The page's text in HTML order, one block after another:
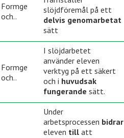
Formge
och..
slöjdföremål på ett
delvis genomarbetat
sätt
Formge
och..
I slöjdarbetet
använder eleven
verktyg på ett säkert
och i huvudsak
fungerande sätt.
Under
arbetsprocessen bidrar
eleven till att